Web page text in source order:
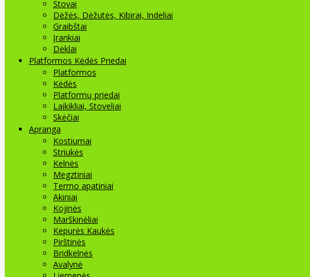
Stovai
Dėžės, Dėžutės, Kibirai, Indeliai
Graibštai
Įrankiai
Dėklai
Platformos Kėdės Priedai
Platformos
Kėdės
Platformų priedai
Laikikliai, Stoveliai
Skėčiai
Apranga
Kostiumai
Striukės
Kelnės
Megztiniai
Termo apatiniai
Akiniai
Kojinės
Marškinėliai
Kepurės Kaukės
Pirštinės
Bridkelnės
Avalynė